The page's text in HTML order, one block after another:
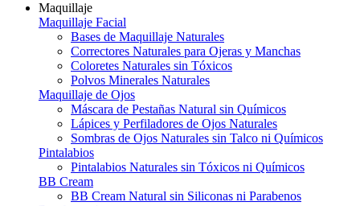
Maquillaje
Maquillaje Facial
Bases de Maquillaje Naturales
Correctores Naturales para Ojeras y Manchas
Coloretes Naturales sin Tóxicos
Polvos Minerales Naturales
Maquillaje de Ojos
Máscara de Pestañas Natural sin Químicos
Lápices y Perfiladores de Ojos Naturales
Sombras de Ojos Naturales sin Talco ni Químicos
Pintalabios
Pintalabios Naturales sin Tóxicos ni Químicos
BB Cream
BB Cream Natural sin Siliconas ni Parabenos